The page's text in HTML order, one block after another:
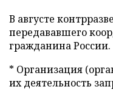
В августе
передававшего
гражданина России.
* Организация
их деятельность